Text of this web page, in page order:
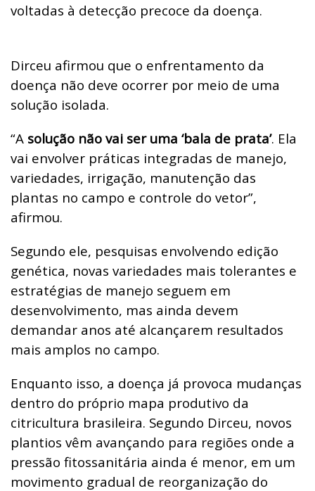
voltadas à detecção precoce da doença.
Dirceu afirmou que o enfrentamento da
doença não deve ocorrer por meio de uma
solução isolada.
“A solução não vai ser uma ‘bala de prata’. Ela
vai envolver práticas integradas de manejo,
variedades, irrigação, manutenção das
plantas no campo e controle do vetor”,
afirmou.
Segundo ele, pesquisas envolvendo edição
genética, novas variedades mais tolerantes e
estratégias de manejo seguem em
desenvolvimento, mas ainda devem
demandar anos até alcançarem resultados
mais amplos no campo.
Enquanto isso, a doença já provoca mudanças
dentro do próprio mapa produtivo da
citricultura brasileira. Segundo Dirceu, novos
plantios vêm avançando para regiões onde a
pressão fitossanitária ainda é menor, em um
movimento gradual de reorganização do